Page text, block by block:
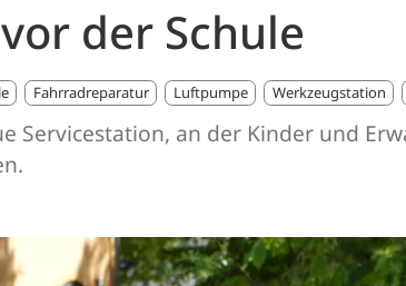
der Schule
Fahrradreparatur Luftpumpe Werkzeugstation
Servicestation, an der Kinder und